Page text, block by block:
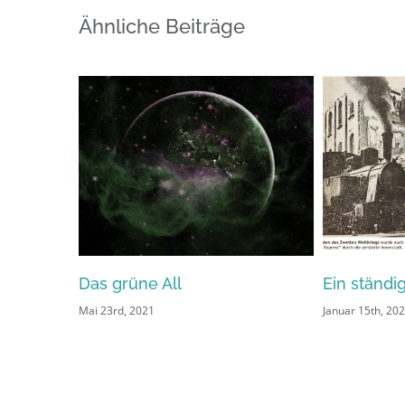
Ähnliche Beiträge
Das grüne All
Mai 23rd, 2021
Ein
Januar 15th,